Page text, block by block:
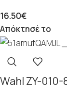
16.50€
Απόκτησέ το
Wahl ZY-